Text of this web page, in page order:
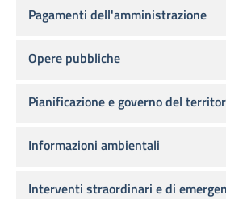
Pagamenti dell'amministrazione
Opere pubbliche
Pianificazione e governo del
Informazioni ambientali
Interventi straordinari e di